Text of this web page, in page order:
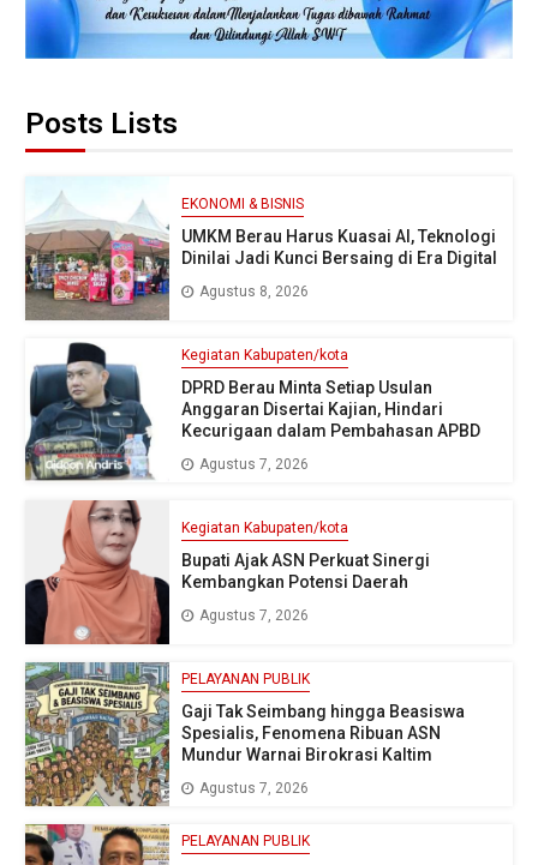
Posts Lists
EKONOMI & BISNIS
UMKM Berau Harus Kuasai AI, Teknologi
Dinilai Jadi Kunci Bersaing di Era Digital
Agustus 8, 2026
Kegiatan Kabupaten/kota
DPRD Berau Minta Setiap Usulan
Anggaran Disertai Kajian, Hindari
Kecurigaan dalam Pembahasan APBD
Agustus 7, 2026
Kegiatan Kabupaten/kota
Bupati Ajak ASN Perkuat Sinergi
Kembangkan Potensi Daerah
Agustus 7, 2026
PELAYANAN PUBLIK
Gaji Tak Seimbang hingga Beasiswa
Spesialis, Fenomena Ribuan ASN
Mundur Warnai Birokrasi Kaltim
Agustus 7, 2026
PELAYANAN PUBLIK